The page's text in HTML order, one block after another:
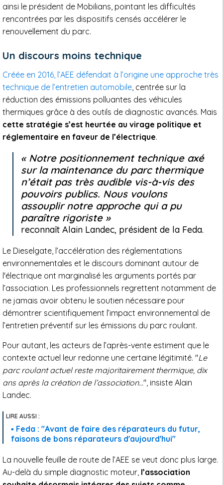
ainsi le président de Mobilians, pointant les difficultés
rencontrées par les dispositifs censés accélérer le
renouvellement du parc.
Un discours moins technique
Créée en 2016, l’AEE défendait à l’origine une approche très
technique de l’entretien automobile, centrée sur la
réduction des émissions polluantes des véhicules
thermiques grâce à des outils de diagnostic avancés. Mais
cette stratégie s’est heurtée au virage politique et
réglementaire en faveur de l’électrique.
Notre positionnement technique axé
sur la maintenance du parc thermique
n’était pas très audible vis-à-vis des
pouvoirs publics. Nous voulons
assouplir notre approche qui a pu
paraître rigoriste
reconnaît Alain Landec, président de la Feda.
Le Dieselgate, l’accélération des réglementations
environnementales et le discours dominant autour de
l'électrique ont marginalisé les arguments portés par
l’association. Les professionnels regrettent notamment de
ne jamais avoir obtenu le soutien nécessaire pour
démontrer scientifiquement l’impact environnemental de
l’entretien préventif sur les émissions du parc roulant.
Pour autant, les acteurs de l’après-vente estiment que le
contexte actuel leur redonne une certaine légitimité. "Le
parc roulant actuel reste majoritairement thermique, dix
ans après la création de l’association…", insiste Alain
Landec.
Feda : "Avant de faire des réparateurs du futur,
faisons de bons réparateurs d'aujourd'hui"
La nouvelle feuille de route de l’AEE se veut donc plus large.
Au-delà du simple diagnostic moteur, l’association